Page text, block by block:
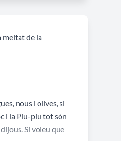
meitat de la
nous i olives, si
i la Piu-piu tot són
Si voleu que